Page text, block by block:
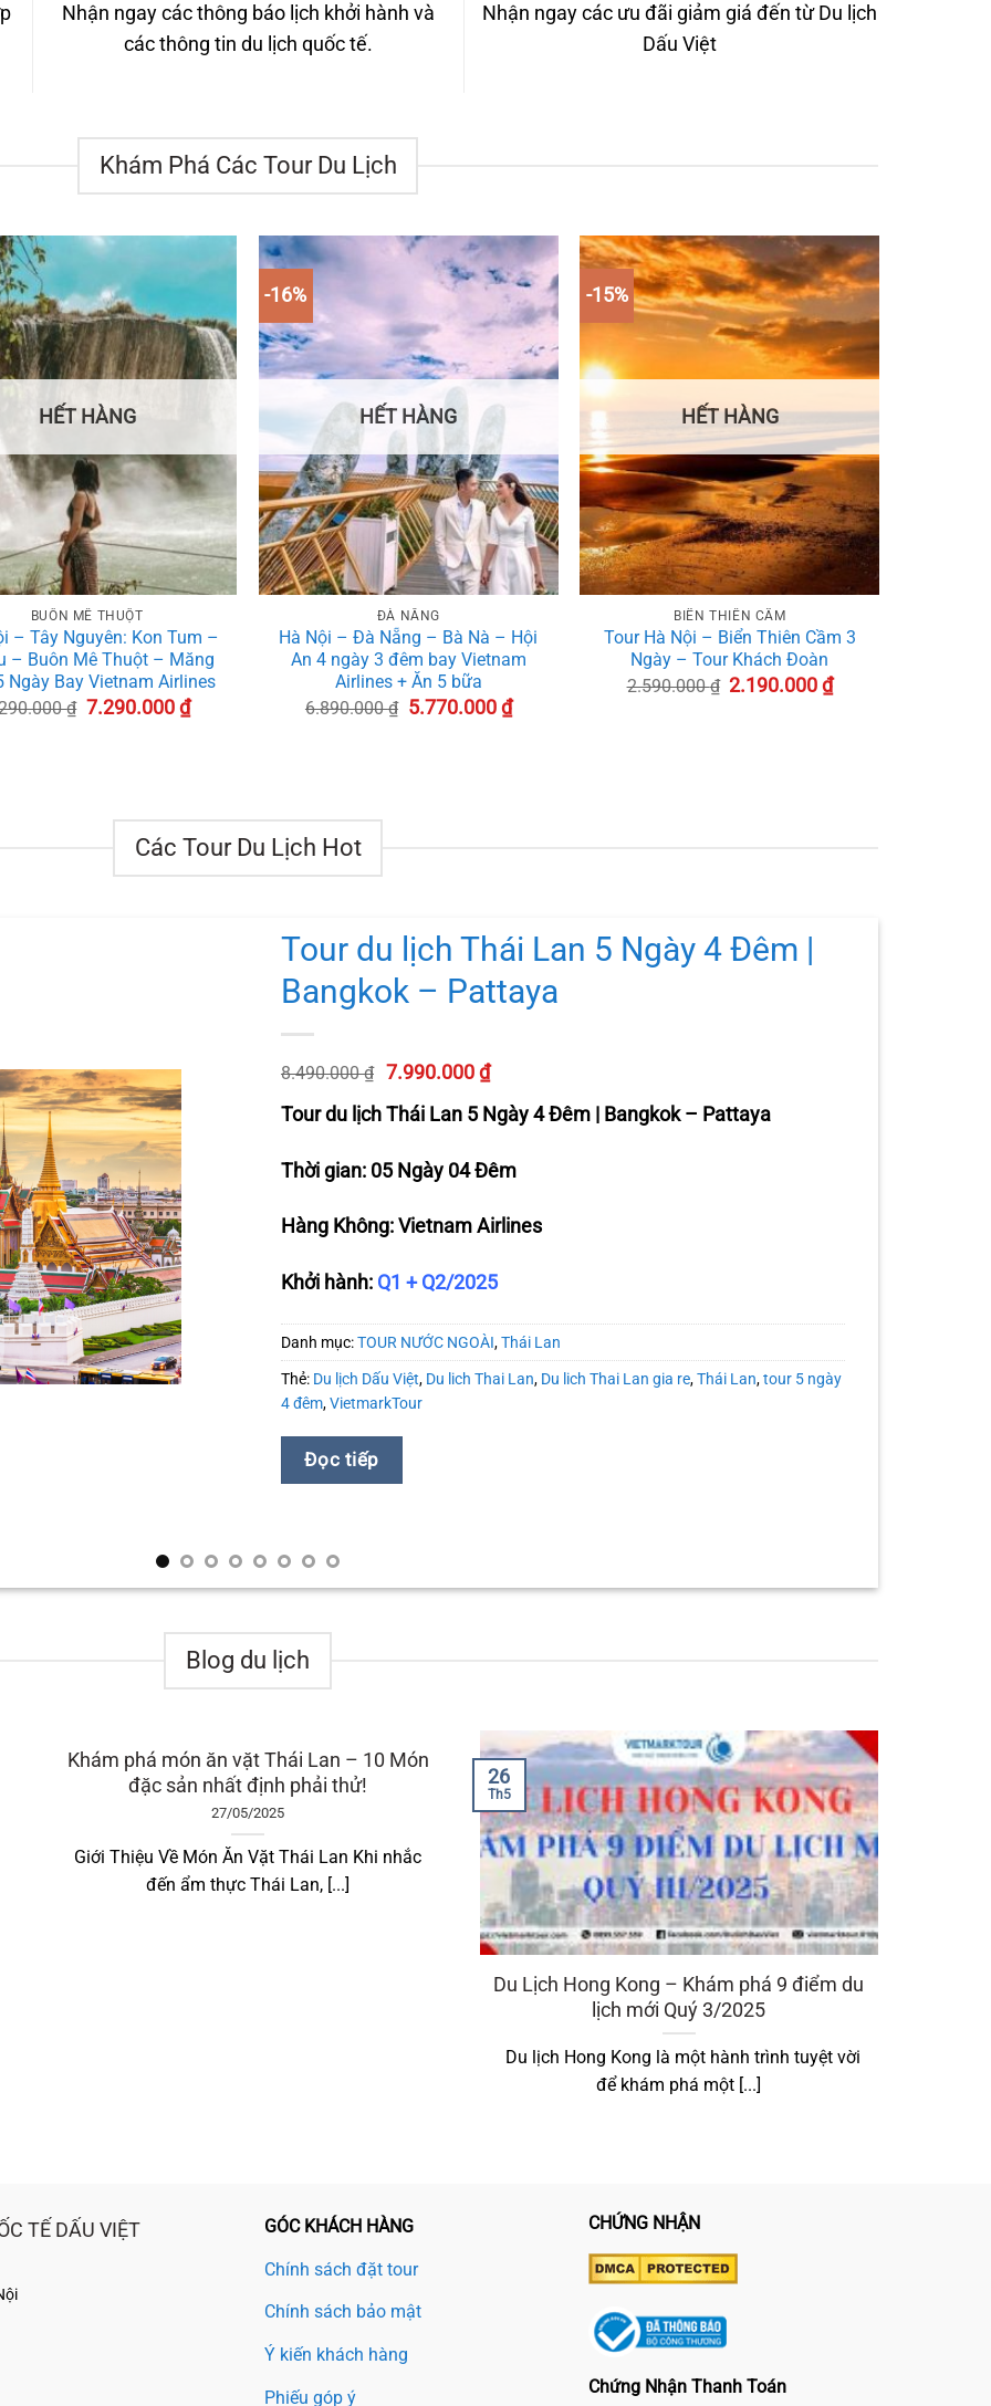
Nhận ngay các thông báo lịch khởi hành và
các thông tin du lịch quốc tế.
Nhận ngay các ưu đãi giảm giá đến từ Du lịch
Dấu Việt
Khám Phá Các Tour Du Lịch
HẾT HÀNG
BUÔN MÊ THUỘT
– Tây Nguyên: Kon Tum –
– Buôn Mê Thuột – Măng
Ngày Bay Vietnam Airlines
₫ Giá
gốc
7.290.000₫Giá
hiện
-16%
+
HẾT HÀNG
ĐÀ NẴNG
Hà Nội – Đà Nẵng – Bà Nà – Hội
An 4 ngày 3 đêm bay Vietnam
Airlines + Ăn 5 bữa
6.890.000₫ Giá
gốc
5.770.000₫Giá
hiện
-15%
+
HẾT HÀNG
BIỂN THIÊN CẦM
Tour Hà Nội – Biển Thiên Cầm 3
Ngày – Tour Khách Đoàn
2.590.000₫ Giá
gốc
2.190.000₫Giá
hiện
Các Tour Du Lịch Hot
Tour du lịch Thái Lan 5 Ngày 4 Đêm |
Bangkok – Pattaya
8.490.000₫ Giá
gốc
là:
8.490.000 ₫.
7.990.000₫Giá
hiện
tại
là:
7.990.000 ₫.
Tour du lịch Thái Lan 5 Ngày 4 Đêm | Bangkok – Pattaya
Thời gian: 05 Ngày 04 Đêm
Hàng Không: Vietnam Airlines
Khởi hành: Q1 + Q2/2025
Danh mục:TOUR NƯỚC NGOÀI,Thái Lan
Thẻ: Du lịch Dấu Việt, Du lich Thai Lan, Du lich Thai Lan gia re,Thái Lan,tour 5 ngày
4 đêm,VietmarkTour
Đọc tiếp
Blog du lịch
Khám phá món ăn vặt Thái Lan – 10 Món
đặc sản nhất định phải thử!
27/05/2025
Giới Thiệu Về Món Ăn Vặt Thái Lan Khi nhắc
đến ẩm thực Thái Lan, [...]
Du Lịch Hong Kong – Khám phá 9 điểm du
lịch mới Quý 3/2025
Du lịch Hong Kong là một hành trình tuyệt vời
để khám phá một [...]
26
Th5
TẾ DẤU VIỆT GÓC KHÁCH HÀNG
Chính sách đặt tour
Chính sách bảo mật
Ý kiến khách hàng
Phiếu góp ý
CHỨNG NHẬN
Chứng Nhận Thanh Toán